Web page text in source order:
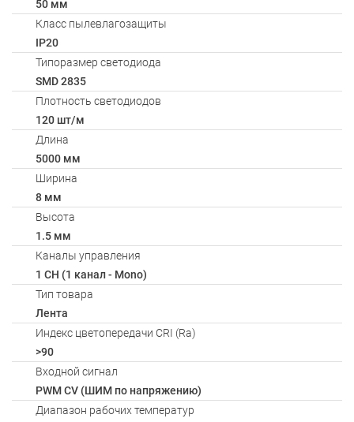
50 мм
Класс пылевлагозащиты
IP20
Типоразмер светодиода
SMD 2835
Плотность светодиодов
120 шт/м
Длина
5000 мм
Ширина
8 мм
Высота
1.5 мм
Каналы управления
1 CH (1 канал - Mono)
Тип товара
Лента
Индекс цветопередачи CRI (Ra)
>90
Входной сигнал
PWM СV (ШИМ по напряжению)
Диапазон рабочих температур